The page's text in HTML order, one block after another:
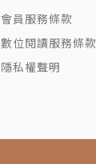
會員服務條款
數位閱讀服務條款
隱私權聲明